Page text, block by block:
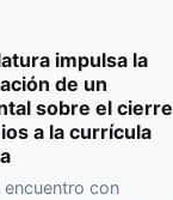
impulsa la
de un
sobre el cierre
a la currícula
encuentro con